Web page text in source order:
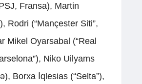
Fransa), Martin
Rodri (“Mançester Siti”,
Mikel Oyarsabal (“Real
Niko Uilyams
Borxa İqlesias (“Selta”),